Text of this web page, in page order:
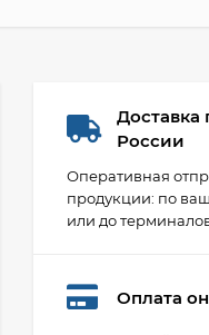
Доставка
России
Оперативная
продукции: по
или до
Оплата